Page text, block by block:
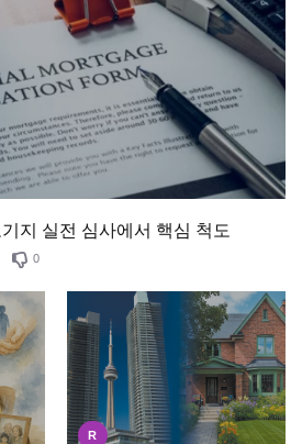
지 실전 심사에서 핵심 척도
0
R